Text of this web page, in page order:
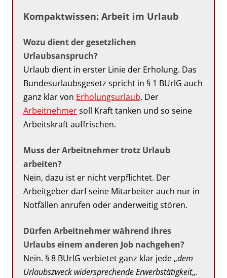
Kompaktwissen: Arbeit im Urlaub
Wozu dient der gesetzlichen
Urlaubsanspruch?
Urlaub dient in erster Linie der Erholung. Das
Bundesurlaubsgesetz spricht in § 1 BUrlG auch
ganz klar von Erholungsurlaub. Der
Arbeitnehmersoll Kraft tanken und so seine
Arbeitskraft auffrischen.
Muss der Arbeitnehmer trotz Urlaub
arbeiten?
Nein, dazu ist er nicht verpflichtet. Der
Arbeitgeber darf seine Mitarbeiter auch nur in
Notfällen anrufen oder anderweitig stören.
Dürfen Arbeitnehmer während ihres
Urlaubs einem anderen Job nachgehen?
Nein. § 8 BUrlG verbietet ganz klar jede „dem
Urlaubszweck widersprechende Erwerbstätigkeit„.